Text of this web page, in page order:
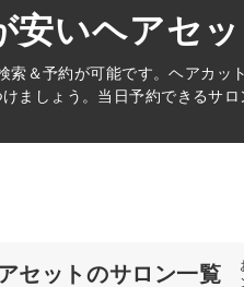
安いヘアセ
索＆予約が可能です。ヘアカ
ましょう。当日予約できるサロ
セットのサロン一覧